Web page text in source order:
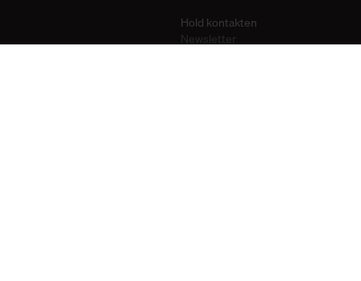
Hold kontakten
Newsletter